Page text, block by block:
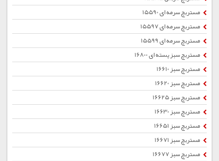
مستربچ سرمه ای 15590
مستربچ سرمه ای 15597
مستربچ سرمه ای 15599
مستربچ سبز پسته ای 16800
مستربچ سبز 16610
مستربچ سبز 16620
مستربچ سبز 16625
مستربچ سبز 16630
مستربچ سبز 16651
مستربچ سبز 16671
مستربچ سبز 16677